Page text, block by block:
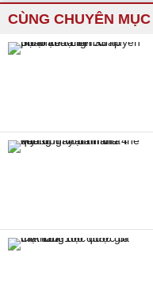
CÙNG CHUYÊN MỤC